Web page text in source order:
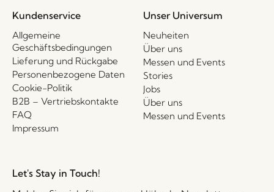
Kundenservice
Allgemeine
Geschäftsbedingungen
Lieferung und Rückgabe
Personenbezogene Daten
Cookie-Politik
B2B – Vertriebskontakte
FAQ
Impressum
Unser Universum
Neuheiten
Über uns
Messen und Events
Stories
Jobs
Über uns
Messen und Events
Let's Stay in Touch!